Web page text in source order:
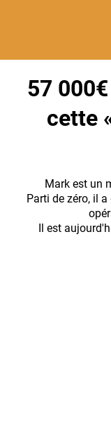
57
cette
Mark est un
Parti de zéro, il a
Il est